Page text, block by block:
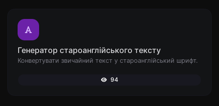
Генератор староанглійського тексту
Конвертувати звичайний текст у староанглійський шрифт.
94